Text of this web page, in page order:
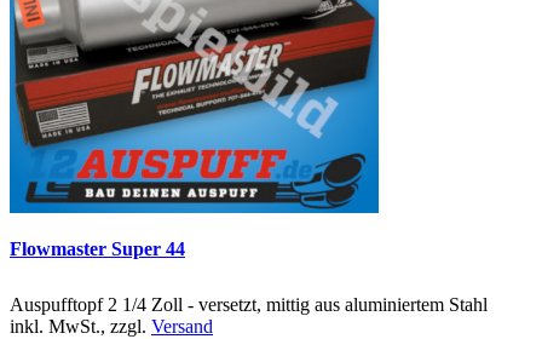
Flowmaster Super 44
Auspufftopf 2 1/4 Zoll - versetzt, mittig aus aluminiertem Stahl
inkl. MwSt., zzgl. Versand